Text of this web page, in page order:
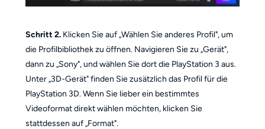
Schritt 2.Klicken Sie auf „Wählen Sie anderes Profil", um
die Profilbibliothek zu öffnen. Navigieren Sie zu „Gerät",
dann zu „Sony", und wählen Sie dort die PlayStation 3 aus.
Unter „3D-Gerät" finden Sie zusätzlich das Profil für die
PlayStation 3D. Wenn Sie lieber ein bestimmtes
Videoformat direkt wählen möchten, klicken Sie
stattdessen auf „Format".